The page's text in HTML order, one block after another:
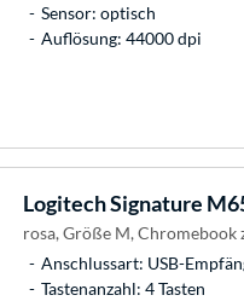
Sensor: optisch
Auflösung: 44000 dpi
LogitechSignature
rosa, Größe M,
Anschlussart: USB-
Tastenanzahl: 4 Tasten